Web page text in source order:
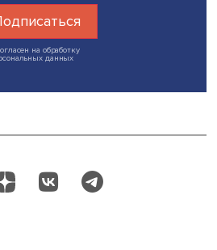
важны результаты
в том числе двусторонние
целевых инвесторов по
режиме, предоставление
— сельскохозяйственный,
и регулярная обратная